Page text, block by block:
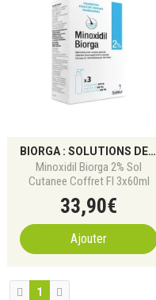
BIORGA : SOLUTIONS DERMATOLOGIQUES POUR CHEVEUX, ONGLES ET PEAU
Minoxidil Biorga 2% Sol
Cutanee Coffret Fl 3x60ml
33,90€
Ajouter
1